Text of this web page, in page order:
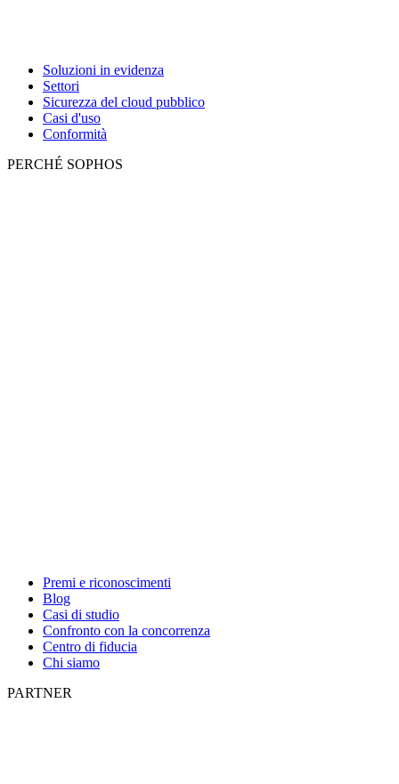
Soluzioni in evidenza
Settori
Sicurezza del cloud pubblico
Casi d'uso
Conformità
PERCHÉ SOPHOS
Premi e riconoscimenti
Blog
Casi di studio
Confronto con la concorrenza
Centro di fiducia
Chi siamo
PARTNER